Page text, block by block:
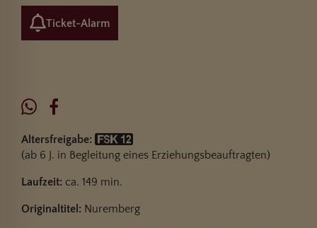
Ticket-Alarm
Altersfreigabe:
(ab 6 J. in Begleitung eines Erziehungsbeauftragten)
Laufzeit: ca. 149 min.
Originaltitel: Nuremberg